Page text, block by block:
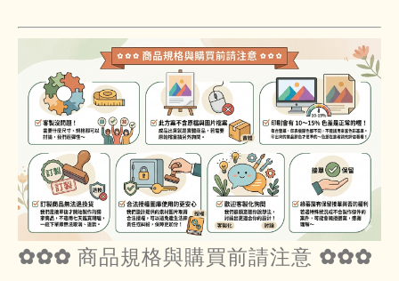
✿✿✿ 商品規格與購買前請注意 ✿✿✿